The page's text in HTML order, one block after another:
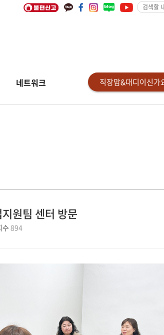
검
색
요
네트워크 직장맘&대디이신가
원팀 센터 방문
수894